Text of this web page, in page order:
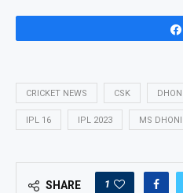
CRICKET NEWS CSK
IPL 16 IPL 2023 MS DHONI
SHARE 1